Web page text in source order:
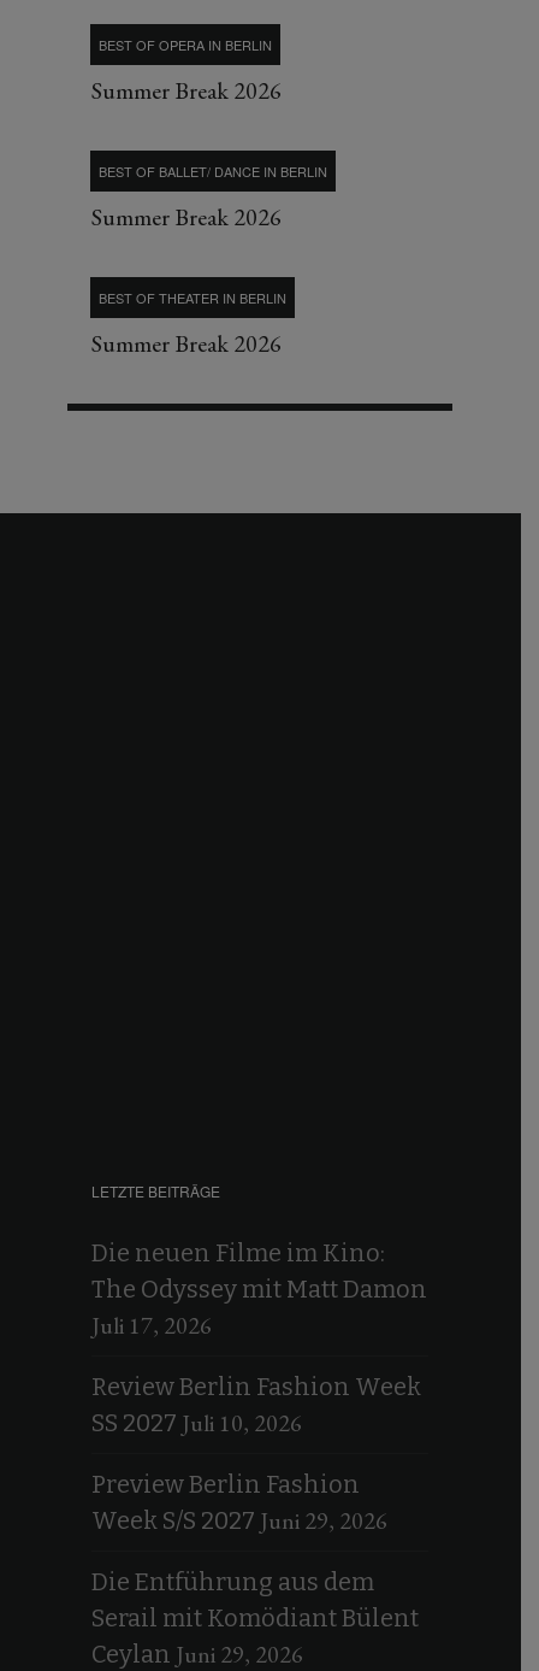
BEST OF OPERA IN BERLIN
Summer Break 2026
BEST OF BALLET/ DANCE IN BERLIN
Summer Break 2026
BEST OF THEATER IN BERLIN
Summer Break 2026
LETZTE BEITRÄGE
Die neuen Filme im Kino:
The Odyssey mit Matt Damon
Juli 17, 2026
Review Berlin Fashion Week
SS 2027 Juli 10, 2026
Preview Berlin Fashion
Week S/S 2027 Juni 29, 2026
Die Entführung aus dem
Serail mit Komödiant Bülent
Ceylan Juni 29, 2026